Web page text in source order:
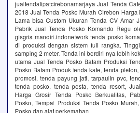
jualtendalipatcirebonamarjaya Jual Tenda
2018 Jual Tenda Posko Murah Cirebon Harga
Lama bisa Custom Ukuran Tenda CV Amar
Pabrik Jual Tenda Posko Komando Regu
gisgris mandiri.indonetwork tenda posko
di produksi dengan sistem full rangka.
samping 2 meter. Tenda ini berdiri nya lebih
utama Jual Tenda Posko Batam Produksi
Posko Batam Produk tenda kafe, tenda
promosi, tenda payung jati, tarpaulin pvc,
tenda posko, tenda pesta, tenda resort,
Harga Grosir Tenda Posko Berkualitas,
Posko, Tempat Produksi Tenda Posko
Posko dan alat perkemahan